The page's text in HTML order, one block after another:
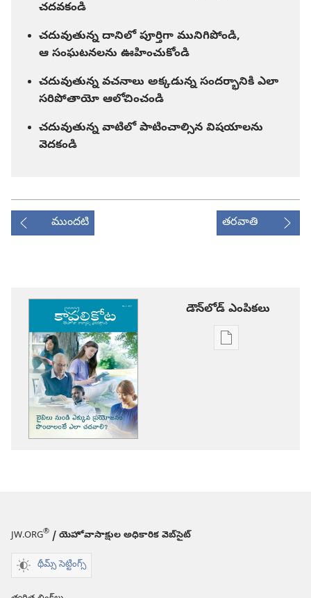
చదవకండి
చదువుతున్న దానిలో పూర్తిగా మునిగిపోండి,
ఆ సంఘటనలను ఊహించుకోండి
చదువుతున్న వచనాలు అక్కడున్న సందర్భానికి ఎలా
సరిపోతాయో ఆలోచించండి
చదువుతున్న వాటిలో పాటించాల్సిన విషయాలను
వెదకండి
ముందటి తరవాతి
డౌన్‌లోడ్‌ ఎంపికలు
ప్రచురణల
JW.ORG® / యెహోవాసాక్షుల అధికారిక వెబ్‌సైట్‌
థీమ్స్ సెట్టింగ్స్